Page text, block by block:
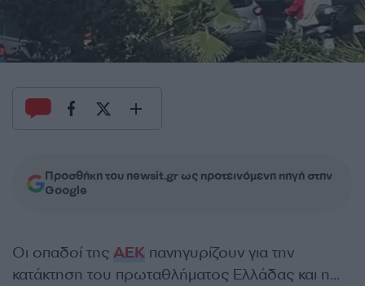
Προσθήκη του newsit.gr ως προτεινόμενη πηγή στην
Google
Οι οπαδοί της ΑΕΚ πανηγυρίζουν για την
κατάκτηση του πρωταθλήματος Ελλάδας και η…